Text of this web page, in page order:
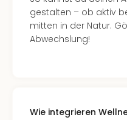
gestalten – ob aktiv
mitten in der Natur.
Abwechslung!
Wie integrieren